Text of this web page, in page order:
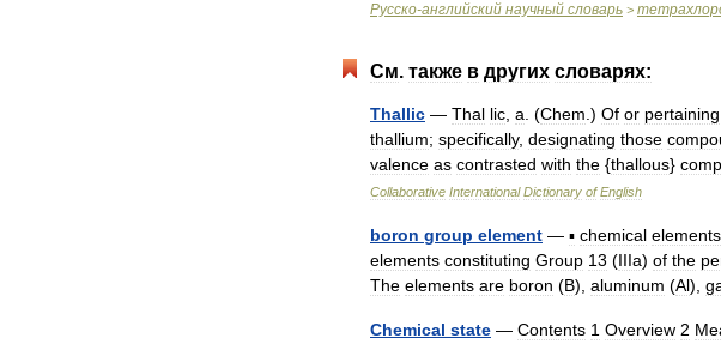
Русско-английский научный словарь >
См. также в других словарях:
Thallic — Thal lic a . (Chem .) Of or pertaining
thallium; specifically, designating those
valence as contrasted with the {thallous}
Collaborative International Dictionary of English
boron group element — ▪ chemical elements
elements constituting Group 13 (IIIa) of the
The elements are boron (B), aluminum (Al),
Chemical state — Contents 1 Overview 2